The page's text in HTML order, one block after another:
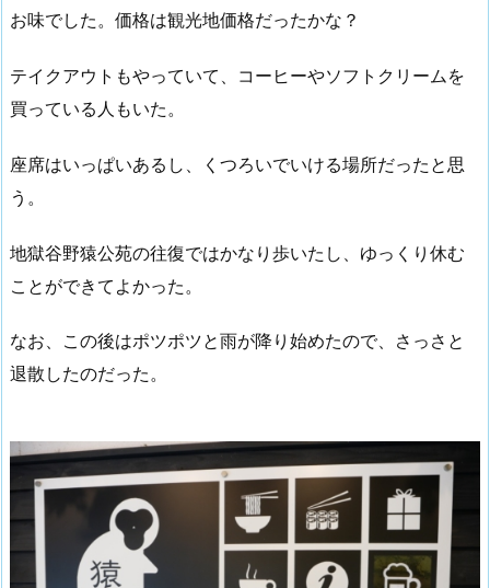
お味でした。価格は観光地価格だったかな？
テイクアウトもやっていて、コーヒーやソフトクリームを
買っている人もいた。
座席はいっぱいあるし、くつろいでいける場所だったと思
う。
地獄谷野猿公苑の往復ではかなり歩いたし、ゆっくり休む
ことができてよかった。
なお、この後はポツポツと雨が降り始めたので、さっさと
退散したのだった。